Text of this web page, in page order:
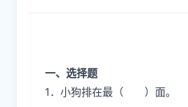
一、选择题
1．小狗排在最（ ）面